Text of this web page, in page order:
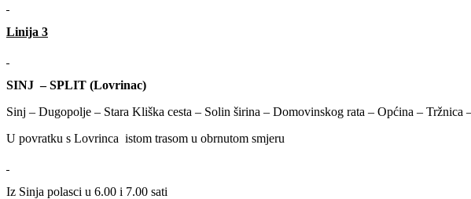
Linija 3
SINJ – SPLIT (Lovrinac)
Sinj – Dugopolje – Stara Kliška cesta – Solin širina – Domovinskog rata – Općina –
U povratku s Lovrinca istom trasom u obrnutom smjeru
Iz Sinja polasci u 6.00 i 7.00 sati